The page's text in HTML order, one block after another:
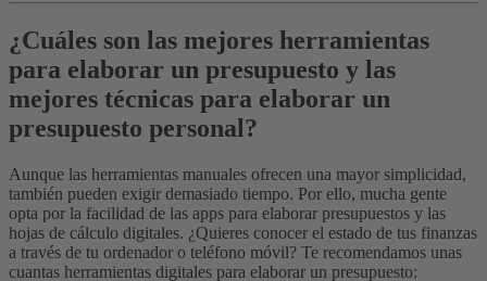
¿Cuáles son las mejores herramientas
para elaborar un presupuesto y las
mejores técnicas para elaborar un
presupuesto personal?
Aunque las herramientas manuales ofrecen una mayor simplicidad,
también pueden exigir demasiado tiempo. Por ello, mucha gente
opta por la facilidad de las apps para elaborar presupuestos y las
hojas de cálculo digitales. ¿Quieres conocer el estado de tus finanzas
a través de tu ordenador o teléfono móvil? Te recomendamos unas
cuantas herramientas digitales para elaborar un presupuesto: